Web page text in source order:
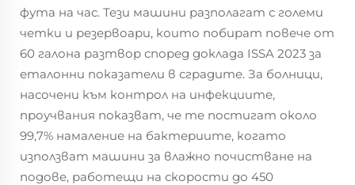
фута на час. Тези машини разполагат с големи
четки и резервоари, които побират повече от
60 галона разтвор според доклада ISSA 2023 за
еталонни показатели в сградите. За болници,
насочени към контрол на инфекциите,
проучвания показват, че те постигат около
99,7% намаление на бактериите, когато
използват машини за влажно почистване на
подове, работещи на скорости до 450